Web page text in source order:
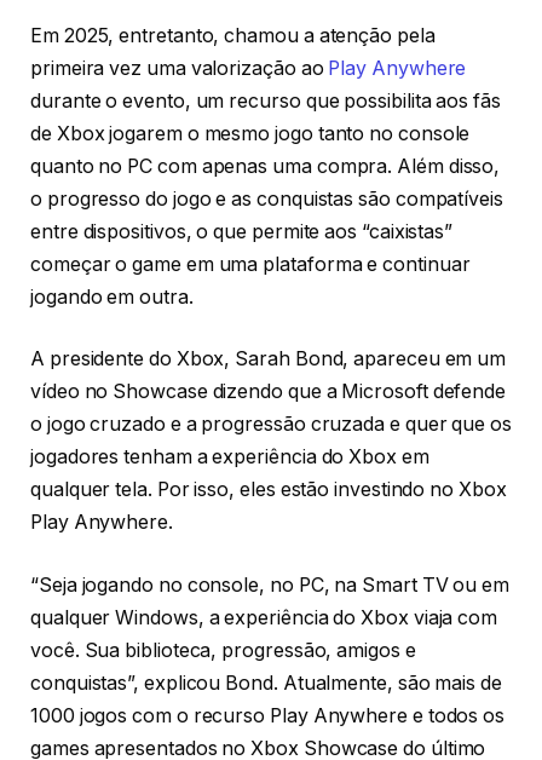
Em 2025, entretanto, chamou a atenção pela
primeira vez uma valorização ao Play Anywhere
durante o evento, um recurso que possibilita aos fãs
de Xbox jogarem o mesmo jogo tanto no console
quanto no PC com apenas uma compra. Além disso,
o progresso do jogo e as conquistas são compatíveis
entre dispositivos, o que permite aos “caixistas”
começar o game em uma plataforma e continuar
jogando em outra.
A presidente do Xbox, Sarah Bond, apareceu em um
vídeo no Showcase dizendo que a Microsoft defende
o jogo cruzado e a progressão cruzada e quer que os
jogadores tenham a experiência do Xbox em
qualquer tela. Por isso, eles estão investindo no Xbox
Play Anywhere.
“Seja jogando no console, no PC, na Smart TV ou em
qualquer Windows, a experiência do Xbox viaja com
você. Sua biblioteca, progressão, amigos e
conquistas”, explicou Bond. Atualmente, são mais de
1000 jogos com o recurso Play Anywhere e todos os
games apresentados no Xbox Showcase do último